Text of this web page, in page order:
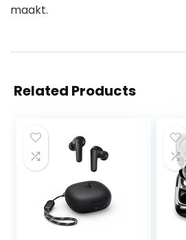
maakt.
Related Products